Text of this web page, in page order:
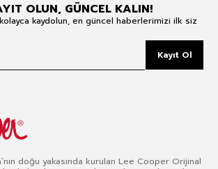
OLUN, GÜNCEL KALIN!
kaydolun, en güncel haberlerimizi ilk siz
Kayıt Ol
doğu yakasında kurulan Lee Cooper Orijinal